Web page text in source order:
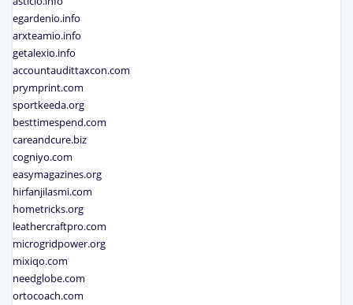
egardenio.info
arxteamio.info
getalexio.info
accountaudittaxcon.com
prymprint.com
sportkeeda.org
besttimespend.com
careandcure.biz
cogniyo.com
easymagazines.org
hirfanjilasmi.com
hometricks.org
leathercraftpro.com
microgridpower.org
mixiqo.com
needglobe.com
ortocoach.com